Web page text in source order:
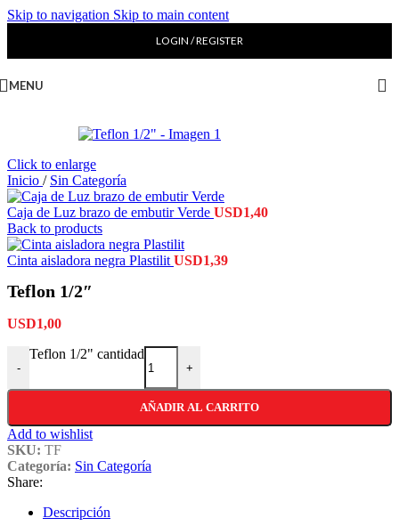
Skip to navigation Skip to main content
LOGIN / REGISTER
MENU
Click to enlarge
Inicio / Sin Categoría
Caja de Luz brazo de embutir Verde USD1,40
Back to products
Cinta aisladora negra Plastilit USD1,39
Teflon 1/2″
USD1,00
-
Teflon 1/2" cantidad
+
AÑADIR AL CARRITO
Add to wishlist
SKU: TF
Categoría: Sin Categoría
Share:
Descripción